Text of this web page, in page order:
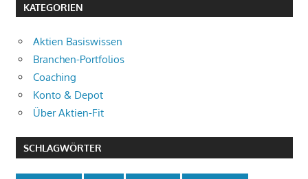
KATEGORIEN
Aktien Basiswissen
Branchen-Portfolios
Coaching
Konto & Depot
Über Aktien-Fit
SCHLAGWÖRTER